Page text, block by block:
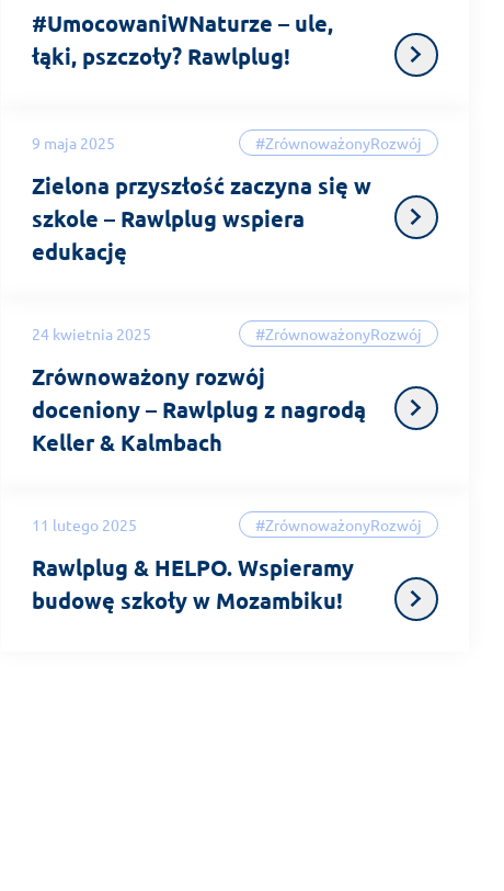
#UmocowaniWNaturze – ule,
łąki, pszczoły? Rawlplug!
9 maja 2025 #ZrównoważonyRozwój
Zielona przyszłość zaczyna się w
szkole – Rawlplug wspiera
edukację
24 kwietnia 2025 #ZrównoważonyRozwój
Zrównoważony rozwój
doceniony – Rawlplug z nagrodą
Keller & Kalmbach
11 lutego 2025 #ZrównoważonyRozwój
Rawlplug & HELPO. Wspieramy
budowę szkoły w Mozambiku!